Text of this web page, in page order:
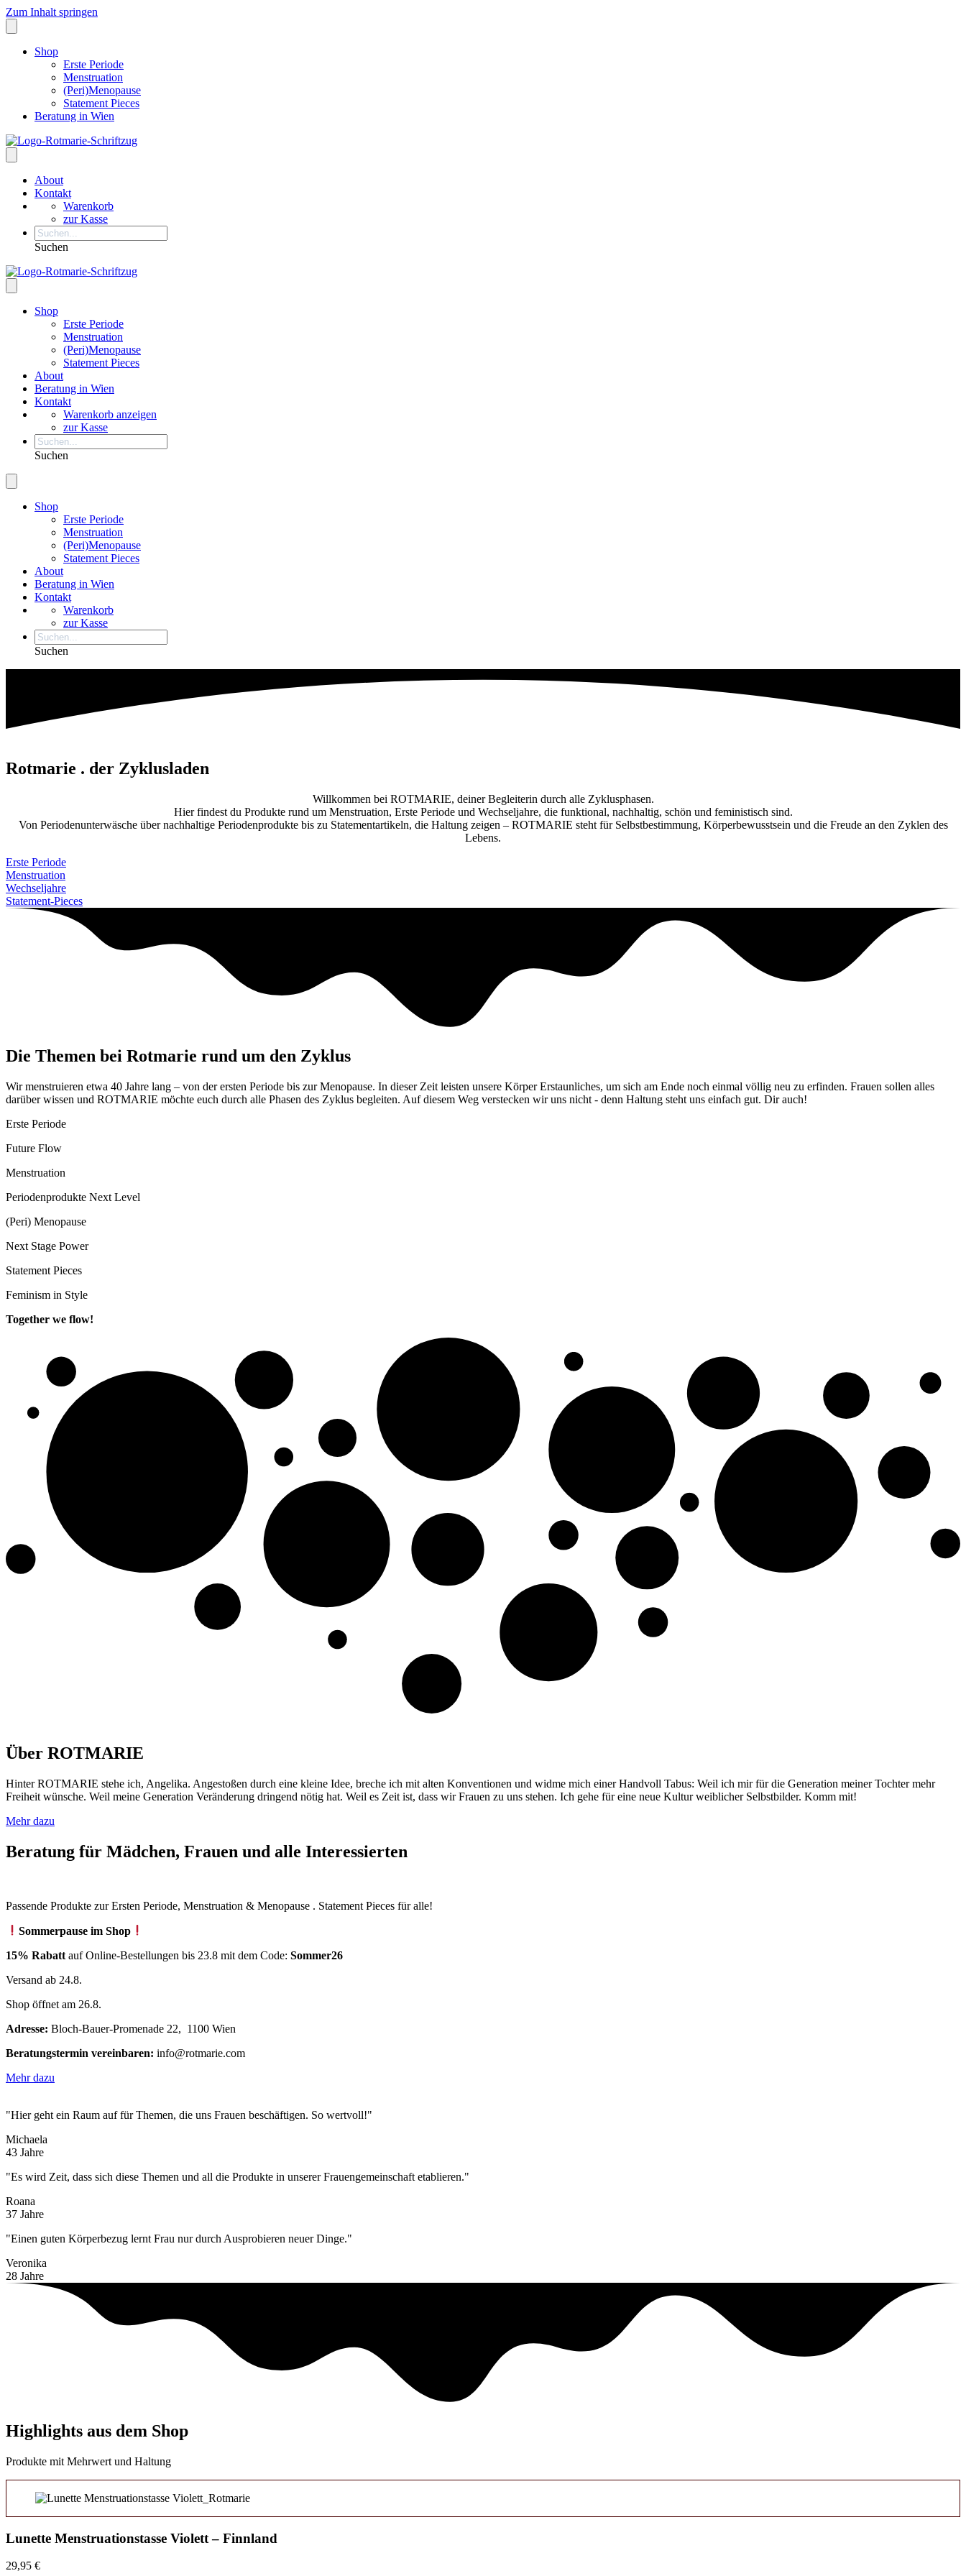
Zum Inhalt springen
Shop
Erste Periode
Menstruation
(Peri)Menopause
Statement Pieces
Beratung in Wien
About
Kontakt
Warenkorb
zur Kasse
Suchen
Shop
Erste Periode
Menstruation
(Peri)Menopause
Statement Pieces
About
Beratung in Wien
Kontakt
Warenkorb anzeigen
zur Kasse
Suchen
Shop
Erste Periode
Menstruation
(Peri)Menopause
Statement Pieces
About
Beratung in Wien
Kontakt
Warenkorb
zur Kasse
Suchen
Rotmarie . der Zyklusladen
Willkommen bei ROTMARIE, deiner Begleiterin durch alle Zyklusphasen.
Hier findest du Produkte rund um Menstruation, Erste Periode und Wechseljahre, die funktional, nachhaltig, schön und feministisch sind.
Von Periodenunterwäsche über nachhaltige Periodenprodukte bis zu Statementartikeln, die Haltung zeigen – ROTMARIE steht für Selbstbestimmung, Körperbewusstsein und die Freude an den Zyklen des
Lebens.
Erste Periode
Menstruation
Wechseljahre
Statement-Pieces
Die Themen bei Rotmarie rund um den Zyklus
Wir menstruieren etwa 40 Jahre lang – von der ersten Periode bis zur Menopause. In dieser Zeit leisten unsere Körper Erstaunliches, um sich am Ende noch einmal völlig neu zu erfinden. Frauen sollen alles
darüber wissen und ROTMARIE möchte euch durch alle Phasen des Zyklus begleiten. Auf diesem Weg verstecken wir uns nicht - denn Haltung steht uns einfach gut. Dir auch!
Erste Periode
Future Flow
Menstruation
Periodenprodukte Next Level
(Peri) Menopause
Next Stage Power
Statement Pieces
Feminism in Style
Together we flow!
Über ROTMARIE
Hinter ROTMARIE stehe ich, Angelika. Angestoßen durch eine kleine Idee, breche ich mit alten Konventionen und widme mich einer Handvoll Tabus: Weil ich mir für die Generation meiner Tochter mehr
Freiheit wünsche. Weil meine Generation Veränderung dringend nötig hat. Weil es Zeit ist, dass wir Frauen zu uns stehen. Ich gehe für eine neue Kultur weiblicher Selbstbilder. Komm mit!
Mehr dazu
Beratung für Mädchen, Frauen und alle Interessierten
Passende Produkte zur Ersten Periode, Menstruation & Menopause . Statement Pieces für alle!
Sommerpause im Shop
15% Rabatt auf Online-Bestellungen bis 23.8 mit dem Code: Sommer26
Versand ab 24.8.
Shop öffnet am 26.8.
Adresse: Bloch-Bauer-Promenade 22, 1100 Wien
Beratungstermin vereinbaren: info@rotmarie.com
Mehr dazu
"Hier geht ein Raum auf für Themen, die uns Frauen beschäftigen. So wertvoll!"
Michaela
43 Jahre
"Es wird Zeit, dass sich diese Themen und all die Produkte in unserer Frauengemeinschaft etablieren."
Roana
37 Jahre
"Einen guten Körperbezug lernt Frau nur durch Ausprobieren neuer Dinge."
Veronika
28 Jahre
Highlights aus dem Shop
Produkte mit Mehrwert und Haltung
Lunette Menstruationstasse Violett – Finnland
29,95 €